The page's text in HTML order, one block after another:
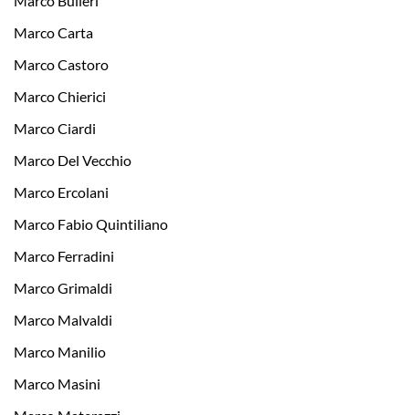
Marco Carta
Marco Castoro
Marco Chierici
Marco Ciardi
Marco Del Vecchio
Marco Ercolani
Marco Fabio Quintiliano
Marco Ferradini
Marco Grimaldi
Marco Malvaldi
Marco Manilio
Marco Masini